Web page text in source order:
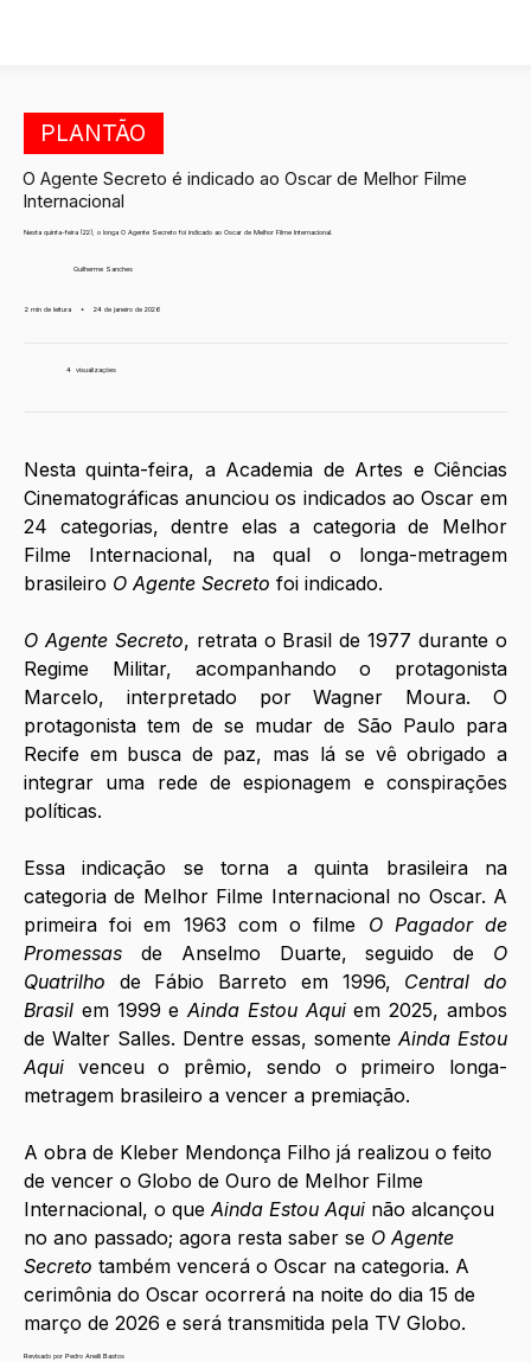
PLANTÃO
O Agente Secreto é indicado ao Oscar de Melhor Filme
Internacional
Nesta quinta-feira (22), o longa O Agente Secreto foi indicado ao Oscar de Melhor Filme Internacional.
Guilherme Sanches
2 min de leitura • 24 de janeiro de 2026
4 visualizações
Nesta quinta-feira, a Academia de Artes e Ciências
Cinematográficas anunciou os indicados ao Oscar em
24 categorias, dentre elas a categoria de Melhor
Filme Internacional, na qual o longa-metragem
brasileiro O Agente Secreto foi indicado.
O Agente Secreto, retrata o Brasil de 1977 durante o
Regime Militar, acompanhando o protagonista
Marcelo, interpretado por Wagner Moura. O
protagonista tem de se mudar de São Paulo para
Recife em busca de paz, mas lá se vê obrigado a
integrar uma rede de espionagem e conspirações
políticas.
Essa indicação se torna a quinta brasileira na
categoria de Melhor Filme Internacional no Oscar. A
primeira foi em 1963 com o filme O Pagador de
Promessas de Anselmo Duarte, seguido de O
Quatrilho de Fábio Barreto em 1996, Central do
Brasil em 1999 e Ainda Estou Aqui em 2025, ambos
de Walter Salles. Dentre essas, somente Ainda Estou
Aqui venceu o prêmio, sendo o primeiro longa-
metragem brasileiro a vencer a premiação.
A obra de Kleber Mendonça Filho já realizou o feito
de vencer o Globo de Ouro de Melhor Filme
Internacional, o que Ainda Estou Aqui não alcançou
no ano passado; agora resta saber se O Agente
Secreto também vencerá o Oscar na categoria. A
cerimônia do Oscar ocorrerá na noite do dia 15 de
março de 2026 e será transmitida pela TV Globo.
Revisado por Pedro Anelli Bastos